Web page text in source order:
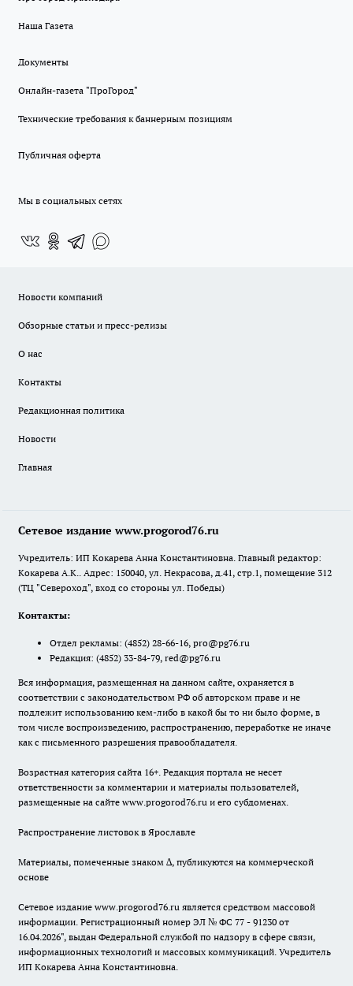
Наша Газета
Документы
Онлайн-газета "ПроГород"
Технические требования к баннерным позициям
Публичная оферта
Мы в социальных сетях
Новости компаний
Обзорные статьи и пресс-релизы
О нас
Контакты
Редакционная политика
Новости
Главная
Сетевое издание www.progorod76.ru
Учредитель: ИП Кокарева Анна Константиновна. Главный редактор:
Кокарева А.К.. Адрес: 150040, ул. Некрасова, д.41, стр.1, помещение 312
(ТЦ "Североход", вход со стороны ул. Победы)
Контакты:
Отдел рекламы: (4852) 28-66-16, pro@pg76.ru
Редакция: (4852) 33-84-79, red@pg76.ru
Вся информация, размещенная на данном сайте, охраняется в
соответствии с законодательством РФ об авторском праве и не
подлежит использованию кем-либо в какой бы то ни было форме, в
том числе воспроизведению, распространению, переработке не иначе
как с письменного разрешения правообладателя.
Возрастная категория сайта 16+. Редакция портала не несет
ответственности за комментарии и материалы пользователей,
размещенные на сайте www.progorod76.ru и его субдоменах.
Распространение листовок в Ярославле
Материалы, помеченные знаком ∆, публикуются на коммерческой
основе
Сетевое издание www.progorod76.ru является средством массовой
информации. Регистрационный номер ЭЛ № ФС 77 - 91230 от
16.04.2026", выдан Федеральной службой по надзору в сфере связи,
информационных технологий и массовых коммуникаций. Учредитель
ИП Кокарева Анна Константиновна.